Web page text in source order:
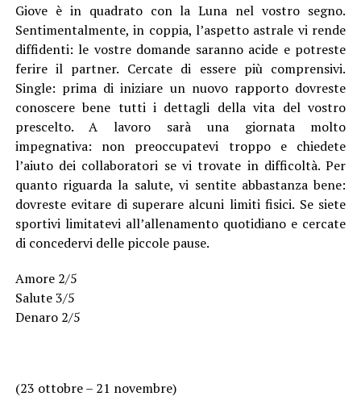
Giove è in quadrato con la Luna nel vostro segno.
Sentimentalmente, in coppia, l’aspetto astrale vi rende
diffidenti: le vostre domande saranno acide e potreste
ferire il partner. Cercate di essere più comprensivi.
Single: prima di iniziare un nuovo rapporto dovreste
conoscere bene tutti i dettagli della vita del vostro
prescelto. A lavoro sarà una giornata molto
impegnativa: non preoccupatevi troppo e chiedete
l’aiuto dei collaboratori se vi trovate in difficoltà. Per
quanto riguarda la salute, vi sentite abbastanza bene:
dovreste evitare di superare alcuni limiti fisici. Se siete
sportivi limitatevi all’allenamento quotidiano e cercate
di concedervi delle piccole pause.
Amore 2/5
Salute 3/5
Denaro 2/5
(23 ottobre – 21 novembre)